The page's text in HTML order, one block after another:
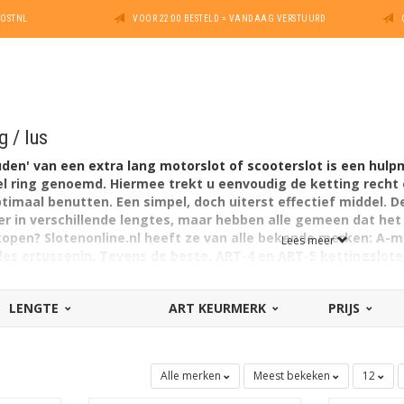
VOOR 22:00 BESTELD = VANDAAG VERSTUURD
/ lus
van een extra lang motorslot of scooterslot is een
ring genoemd. Hiermee trekt u eenvoudig de ketting recht
benutten. Een simpel, doch uiterst effectief middel.
in verschillende lengtes, maar hebben alle gemeen dat
Slotenonline.nl heeft ze van alle bekende merken: A-
Lees meer
LENGTE ART KEURMERK PRIJS
Alle merken Meest bekeken 12